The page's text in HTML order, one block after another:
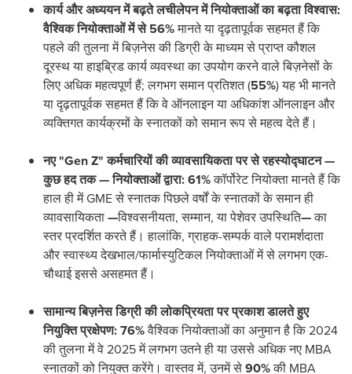
कार्य और अध्ययन में बढ़ते लचीलेपन में नियोक्ताओं का बढ़ता विश्वास:
वैश्विक नियोक्ताओं में से 56%मानते या दृढ़तापूर्वक सहमत हैं कि
पहले की तुलना में बिज़नेस की डिग्री के माध्यम से प्राप्त कौशल
दूरस्थ या हाइब्रिड कार्य व्यवस्था का उपयोग करने वाले बिज़नेसों के
लिए अधिक महत्वपूर्ण हैं; लगभग समान प्रतिशत (55%) यह भी मानते
या दृढ़तापूर्वक सहमत हैं कि वे ऑनलाइन या अधिकांश ऑनलाइन और
व्यक्तिगत कार्यक्रमों के स्नातकों को समान रूप से महत्व देते हैं।
नए "Gen Z" कर्मचारियों की व्यावसायिकता पर से रहस्योद्घाटन—
कुछ हद तक—नियोक्ताओं द्वारा: 61%कॉर्पोरेट नियोक्ता मानते हैं कि
हाल ही में GME से स्नातक पिछले वर्षों के स्नातकों के समान ही
व्यावसायिकता—विश्वसनीयता, सम्मान, या पेशेवर उपस्थिति—का
स्तर प्रदर्शित करते हैं। हालांकि, ग्राहक-सम्पर्क वाले परामर्शदाता
और स्वास्थ्य देखभाल/फार्मास्युटिकल नियोक्ताओं में से लगभग एक-
चौथाई इससे असहमत हैं।
सामान्य बिज़नेस डिग्री की लोकप्रियता पर प्रकाश डालते हुए
नियुक्ति प्रक्षेपण: 76%वैश्विक नियोक्ताओं का अनुमान है कि 2024
की तुलना में वे 2025 में लगभग उतने ही या उससे अधिक नए MBA
स्नातकों को नियुक्त करेंगे। वास्तव में, उनमें से90%की MBA